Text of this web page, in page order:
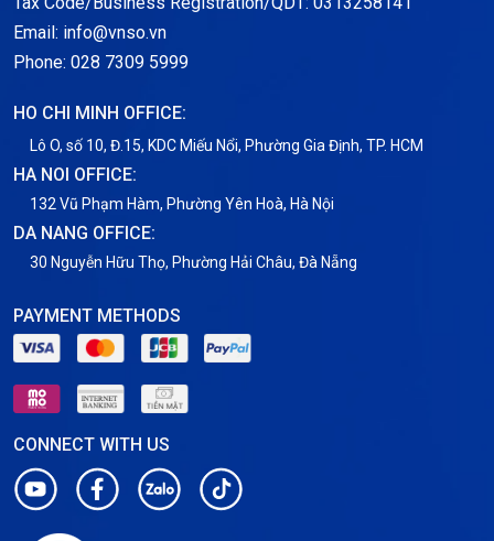
Thông tin chung
Tin tức
Email: info@vnso.vn
Phone: 028 7309 5999
HO CHI MINH OFFICE:
Lô O, số 10, Đ.15, KDC Miếu Nổi, Phường Gia Định, TP. HCM
HA NOI OFFICE:
132 Vũ Phạm Hàm, Phường Yên Hoà, Hà Nội
DA NANG OFFICE:
30 Nguyễn Hữu Thọ, Phường Hải Châu, Đà Nẵng
PAYMENT METHODS
CONNECT WITH US